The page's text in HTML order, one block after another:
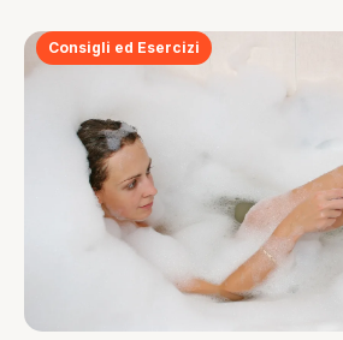
Consigli ed Esercizi